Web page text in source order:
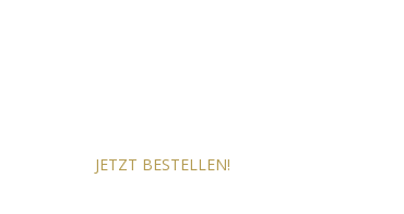
JETZT BESTELLEN!